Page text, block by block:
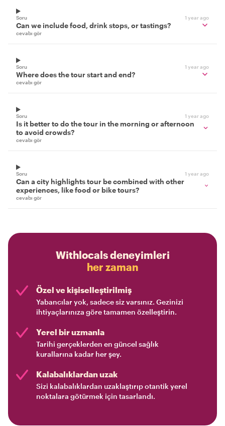
Soru 1 year ago
Can we include food, drink stops, or tastings?
cevabı gör
Soru 1 year ago
Where does the tour start and end?
cevabı gör
Soru 1 year ago
Is it better to do the tour in the morning or afternoon
to avoid crowds?
cevabı gör
Soru 1 year ago
Can a city highlights tour be combined with other
experiences, like food or bike tours?
cevabı gör
Withlocals deneyimleri
her zaman
Özel ve kişiselleştirilmiş
Yabancılar yok, sadece siz varsınız. Gezinizi
ihtiyaçlarınıza göre tamamen özelleştirin.
Yerel bir uzmanla
Tarihi gerçeklerden en güncel sağlık
kurallarına kadar her şey.
Kalabalıklardan uzak
Sizi kalabalıklardan uzaklaştırıp otantik yerel
noktalara götürmek için tasarlandı.